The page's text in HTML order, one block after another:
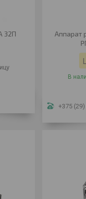
32П
Аппарат
В
+375